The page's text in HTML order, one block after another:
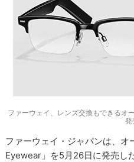
ファーウェイ、レンズ交換もできるオ
発
ファーウェイ・ジャパンは、オ
Eyewear」を5月26日に発売した